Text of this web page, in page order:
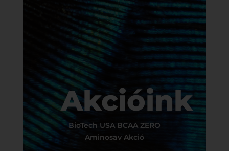
Akcióink
BioTech USA BCAA ZERO
Aminosav Akció